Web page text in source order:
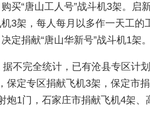
买“唐山工人号”战斗机3架。
3架，每人每月以多作一天工
定捐献“唐山华新号”战斗机1架。
不完全统计，已有沧县专区计
保定专区捐献飞机3架，保定市
炮1门，石家庄市捐献飞机4架、